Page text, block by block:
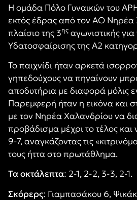
Η ομάδα Πόλο Γυναικών του
εκτός έδρας από τον ΑΟ Νηρέα
πλαίσιο της 3ης αγωνιστικής
Υδατοσφαίρισης της Α2
Το παιχνίδι ήταν αρκετά
γηπεδούχους να πηγαίνουν
αποδυτήρια με διαφορά μόλις
Παρεμφερή ήταν η εικόνα και
με τον Νηρέα Χαλανδρίου να
προβάδισμα μέχρι το τέλος και
9-7, αναγκάζοντας τις
τους ήττα στο πρωτάθλημα.
Τα οκτάλεπτα: 2-1, 2-2, 3-3, 2-1.
Σκόρερς: Γιαμπασάκου 6,